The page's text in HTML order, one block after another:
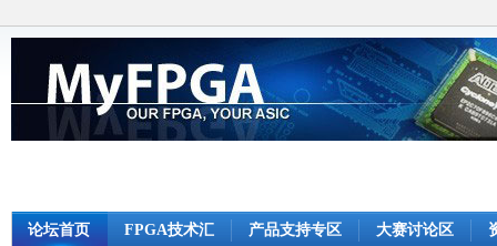
论坛首页 FPGA技术汇 产品支持专区 大赛讨论区